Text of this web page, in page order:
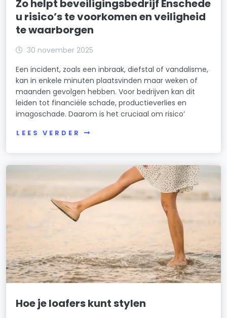
Zo helpt beveiligingsbedrijf Enschede
u risico’s te voorkomen en veiligheid
te waarborgen
30 november 2025
Een incident, zoals een inbraak, diefstal of vandalisme,
kan in enkele minuten plaatsvinden maar weken of
maanden gevolgen hebben. Voor bedrijven kan dit
leiden tot financiële schade, productieverlies en
imagoschade. Daarom is het cruciaal om risico’
LEES VERDER
Hoe je loafers kunt stylen